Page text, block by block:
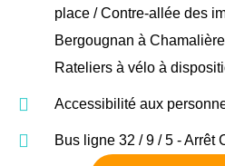
place / Contre-allée des
Bergougnan à
Rateliers à vélo à
Accessibilité aux
Bus ligne 32 / 9 / 5 - Arrêt